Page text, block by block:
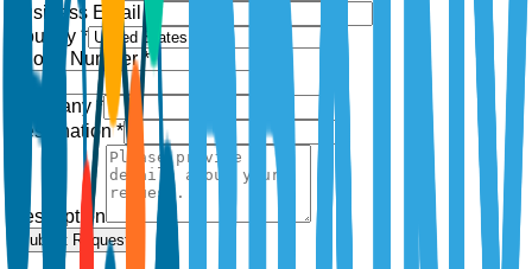
Business Email *
Country *
Phone Number *
Company *
Designation *
Description
Submit Request